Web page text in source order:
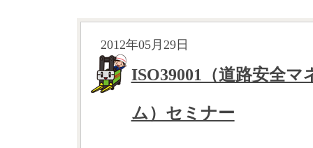
2012年05月29日
ISO39001（道路安全
ム）セミナー